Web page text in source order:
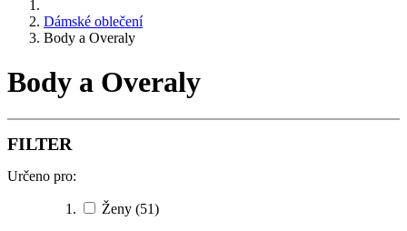
Dámské oblečení
Body a Overaly
Body a Overaly
FILTER
Určeno pro:
Ženy (51)